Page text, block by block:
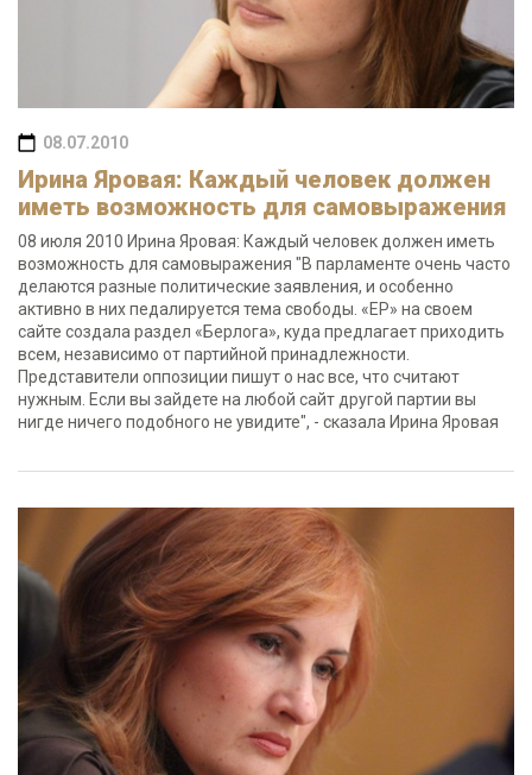
08.07.2010
Ирина Яровая: Каждый человек должен
иметь возможность для самовыражения
08 июля 2010 Ирина Яровая: Каждый человек должен иметь
возможность для самовыражения "В парламенте очень часто
делаются разные политические заявления, и особенно
активно в них педалируется тема свободы. «ЕР» на своем
сайте создала раздел «Берлога», куда предлагает приходить
всем, независимо от партийной принадлежности.
Представители оппозиции пишут о нас все, что считают
нужным. Если вы зайдете на любой сайт другой партии вы
нигде ничего подобного не увидите", - сказала Ирина Яровая